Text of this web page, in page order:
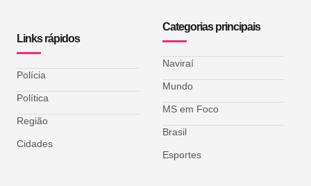
Links rápidos
Polícia
Política
Região
Cidades
Categorias principais
Naviraí
Mundo
MS em Foco
Brasil
Esportes